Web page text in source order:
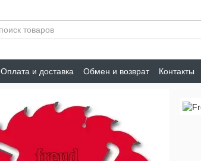
Оплата и доставка Обмен и возврат Контакты